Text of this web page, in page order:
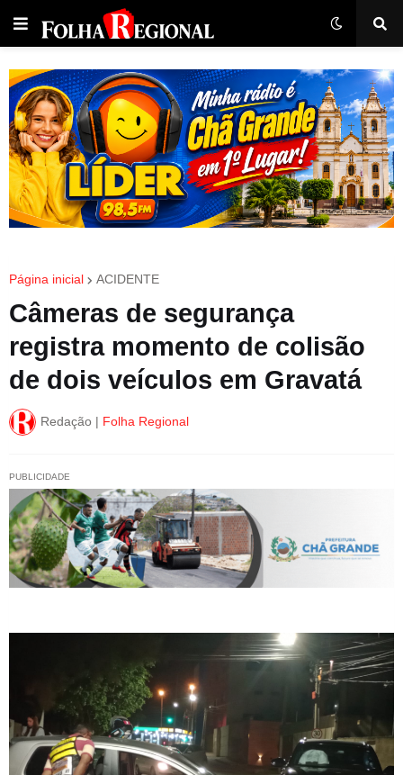
Página inicial ACIDENTE
Câmeras de segurança
registra momento de colisão
de dois veículos em Gravatá
Redação | Folha Regional
PUBLICIDADE